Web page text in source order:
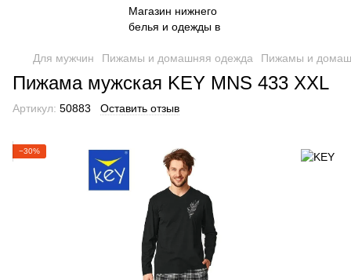
Для мужчин Пижамы и домашняя одежда Пижамы и
Пижама мужская KEY MNS 433 XXL
Артикул: 50883 Оставить отзыв
−30%